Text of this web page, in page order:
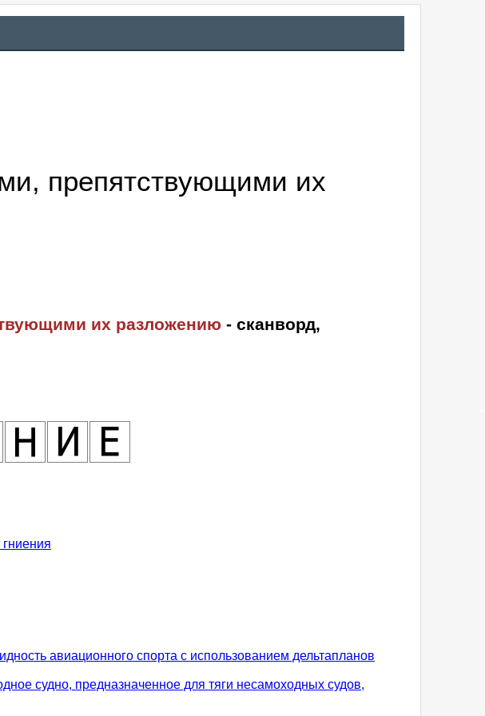
препятствующими их
их разложению - сканворд,
авиационного спорта с использованием дельтапланов
судно, предназначенное для тяги несамоходных судов,